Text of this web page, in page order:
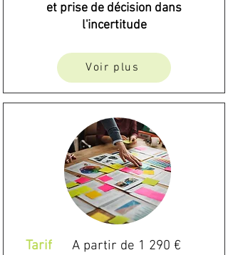
et prise de décision dans
l'incertitude
Voir plus
Tarif
A partir de 1 290 €